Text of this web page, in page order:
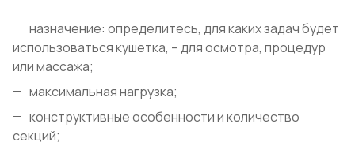
назначение: определитесь, для каких задач будет
использоваться кушетка, – для осмотра, процедур
или массажа;
максимальная нагрузка;
конструктивные особенности и количество
секций;